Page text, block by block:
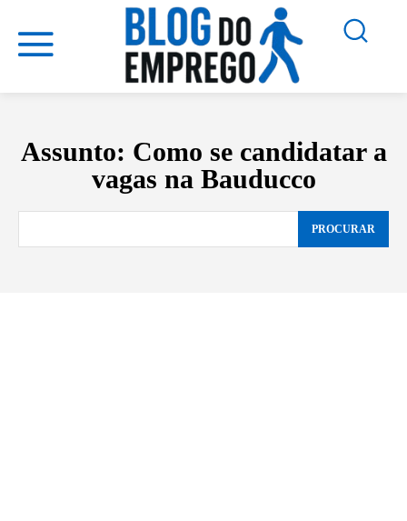
Assunto: Como se candidatar a
vagas na Bauducco
PROCURAR